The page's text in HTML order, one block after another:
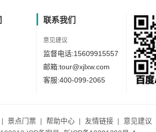
联系我们
意见建议
监督电话:15609915557
邮箱:tour@xjlxw.com
客服:400-099-2065
| 景点门票 | 帮助中心 | 友情链接 | 意见建议